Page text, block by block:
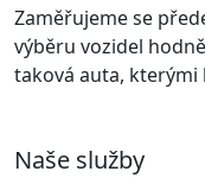
Zaměřujeme se
výběru vozidel
taková auta, kterými
Naše služby